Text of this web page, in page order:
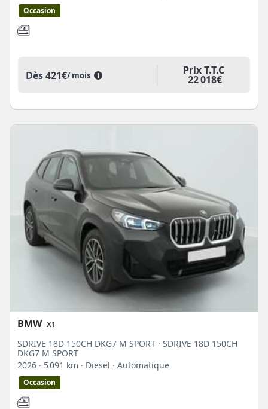
Occasion
Dès421€/ mois i Prix T.T.C
22 018€
BMW X1
SDRIVE 18D 150CH DKG7 M SPORT · SDRIVE 18D 150CH
DKG7 M SPORT
2026 · 5 091 km · Diesel · Automatique
Occasion